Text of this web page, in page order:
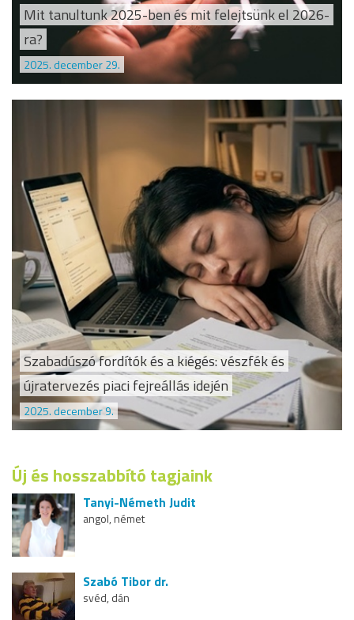
Mit tanultunk 2025-ben és mit felejtsünk el 2026-
ra?
2025. december 29.
Szabadúszó fordítók és a kiégés: vészfék és
újratervezés piaci fejreállás idején
2025. december 9.
Új és hosszabbító tagjaink
Tanyi-Németh Judit
angol, német
Szabó Tibor dr.
svéd, dán